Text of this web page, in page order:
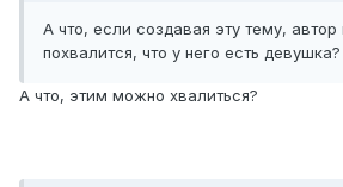
А что, если создавая эту тему, автор
похвалится, что у него есть девушка?
А что, этим можно хвалиться?